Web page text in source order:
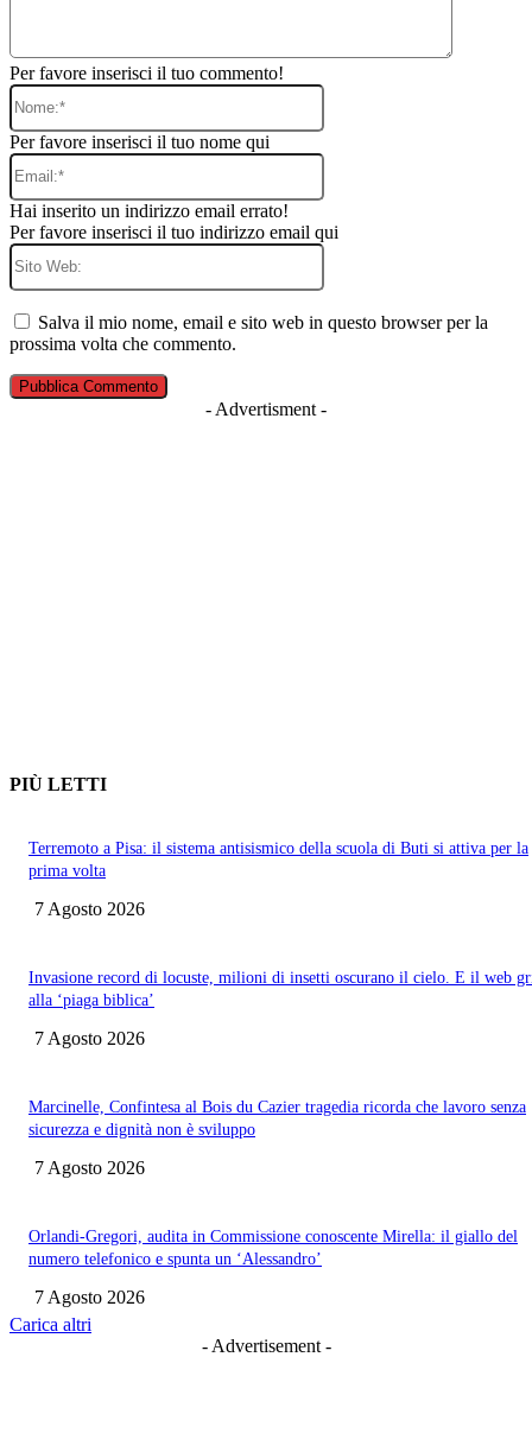
Per favore inserisci il tuo commento!
Nome:*
Per favore inserisci il tuo nome qui
Email:*
Hai inserito un indirizzo email errato!
Per favore inserisci il tuo indirizzo email qui
Sito
Salva il mio nome, email e sito web in questo browser per la
prossima volta che commento.
- Advertisment -
PIÙ LETTI
Terremoto a Pisa: il sistema antisismico della scuola di Buti si attiva per la
prima volta
7 Agosto 2026
Invasione record di locuste, milioni di insetti oscurano il cielo. E il web
alla ‘piaga biblica’
7 Agosto 2026
Marcinelle, Confintesa al Bois du Cazier tragedia ricorda che lavoro senza
sicurezza e dignità non è sviluppo
7 Agosto 2026
Orlandi-Gregori, audita in Commissione conoscente Mirella: il giallo del
numero telefonico e spunta un ‘Alessandro’
7 Agosto 2026
Carica altri
- Advertisement -